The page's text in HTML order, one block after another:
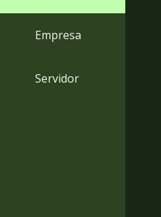
Empresa
Servidor